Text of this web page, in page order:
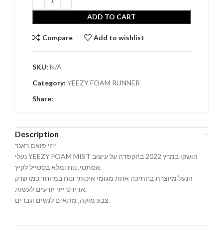
ADD TO CART
Compare Add to wishlist
SKU: N/A
Category: YEEZY FOAM RUNNER
Share:
Description
ייזי פואם ראנר
נעלי YEEZY FOAM MIST הושקו במרץ 2022 בהקפדה על עיצוב
אסתטי, נוח ומלא בסטייל לקיץ.
הנעל מיוצרת בחתיכה אחת מגומי איכותי ונוח במיוחד כמו שרק
אדידס ייזי יודעים לעשות.
צבע מוקה, מתאים לנשים וגברים.